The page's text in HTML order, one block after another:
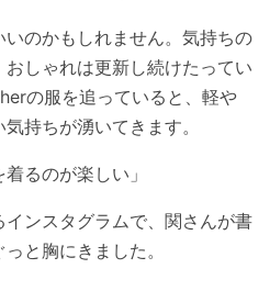
のかもしれません。気持ちの
しゃれは更新し続けたってい
の服を追っていると、軽や
持ちが湧いてきます。
るのが楽しい」
ンスタグラムで、関さんが書
と胸にきました。